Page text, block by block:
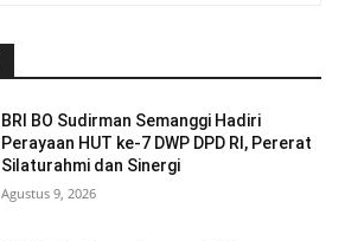
BRI BO Sudirman Semanggi Hadiri
Perayaan HUT ke-7 DWP DPD RI, Pererat
Silaturahmi dan Sinergi
Agustus 9, 2026